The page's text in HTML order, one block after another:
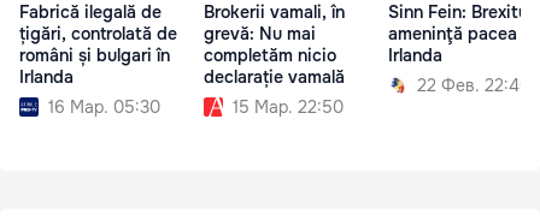
Fabrică ilegală de
țigări, controlată de
români și bulgari în
Irlanda
16 Мар. 05:30
Brokerii vamali, în
grevă: Nu mai
completăm nicio
declarație vamală
15 Мар. 22:50
Sinn Fein: Brexitul
ameninţă pacea în
Irlanda
22 Фев. 22:40